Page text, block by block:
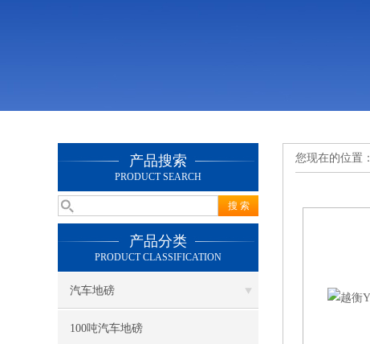
产品搜索
PRODUCT SEARCH
产品分类
PRODUCT CLASSIFICATION
汽车地磅
100吨汽车地磅
您现在的位置：